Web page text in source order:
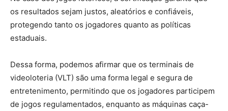
os resultados sejam justos, aleatórios e confiáveis,
protegendo tanto os jogadores quanto as políticas
estaduais.
Dessa forma, podemos afirmar que os terminais de
videoloteria (VLT) são uma forma legal e segura de
entretenimento, permitindo que os jogadores participem
de jogos regulamentados, enquanto as máquinas caça-